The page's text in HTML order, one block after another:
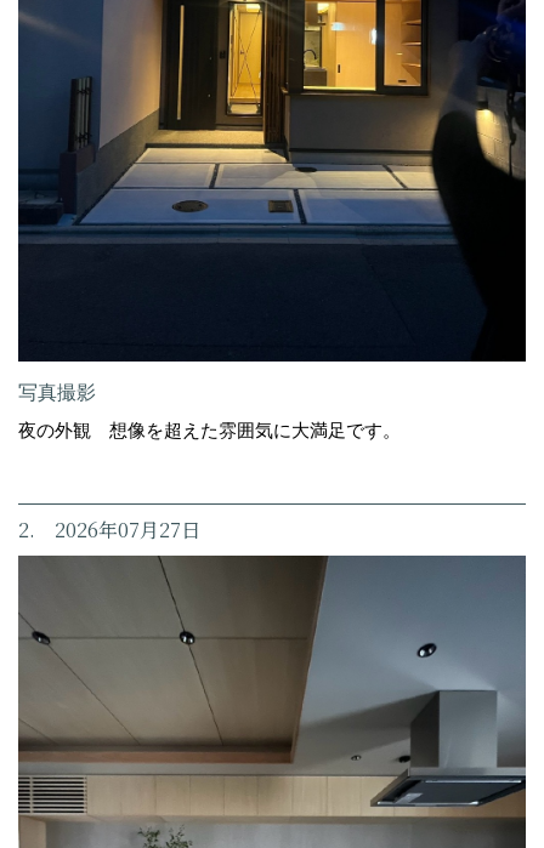
写真撮影
夜の外観 想像を超えた雰囲気に大満足です。
2. 2026年07月27日